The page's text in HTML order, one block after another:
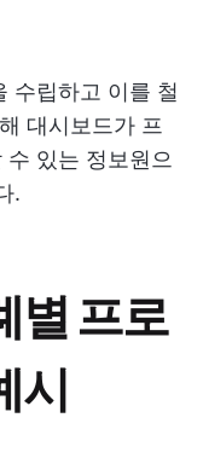
수립하고 이를 철
대시보드가 프
수 있는 정보원으
.
별 프로
시